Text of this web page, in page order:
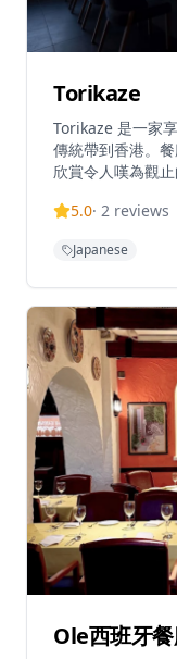
Torikaze
Torikaze 是一家
傳統帶到香港。
欣賞令人嘆為觀
製作的燒鳥。餐
和晚餐服務,晚餐
至下午3時及晚上
提供優雅的用餐
理的首選目的地。
5.0· 2 reviews
Japanese
Ole西班牙